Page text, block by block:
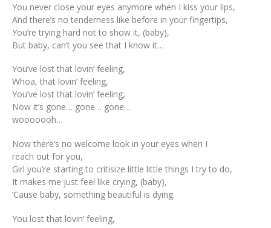
You never close your eyes anymore when I kiss your lips,
And there’s no tenderness like before in your fingertips,
You’re trying hard not to show it, (baby),
But baby, can’t you see that I know it…
You’ve lost that lovin’ feeling,
Whoa, that lovin’ feeling,
You’ve lost that lovin’ feeling,
Now it’s gone… gone… gone…
wooooooh…
Now there’s no welcome look in your eyes when I
reach out for you,
Girl you’re starting to critisize little little things I try to do,
It makes me just feel like crying, (baby),
‘Cause baby, something beautiful is dying.
You lost that lovin’ feeling,